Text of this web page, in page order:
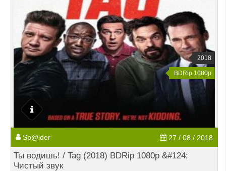
2018
BDRip 1080p
Sp@ider 27 / 08 / 2018
Ты водишь! / Tag (2018) BDRip 1080p &#124;
Чистый звук